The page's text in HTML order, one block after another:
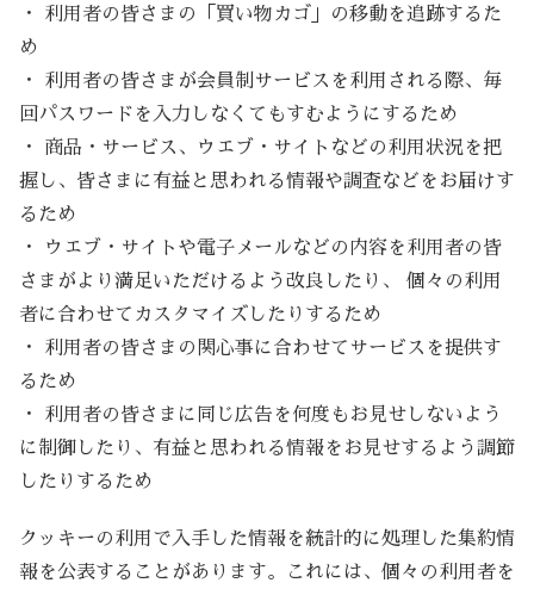
・ 利用者の皆さまの「買い物カゴ」の移動を追跡するた
め
・ 利用者の皆さまが会員制サービスを利用される際、毎
回パスワードを入力しなくてもすむようにするため
・ 商品・サービス、ウエブ・サイトなどの利用状況を把
握し、皆さまに有益と思われる情報や調査などをお届けす
るため
・ ウエブ・サイトや電子メールなどの内容を利用者の皆
さまがより満足いただけるよう改良したり、 個々の利用
者に合わせてカスタマイズしたりするため
・ 利用者の皆さまの関心事に合わせてサービスを提供す
るため
・ 利用者の皆さまに同じ広告を何度もお見せしないよう
に制御したり、有益と思われる情報をお見せするよう調節
したりするため
クッキーの利用で入手した情報を統計的に処理した集約情
報を公表することがあります。これには、個々の利用者を